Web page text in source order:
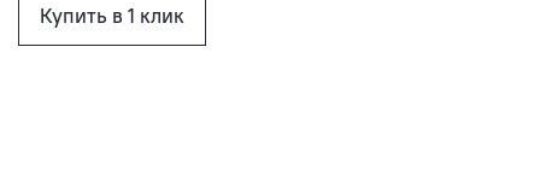
Купить в 1 клик